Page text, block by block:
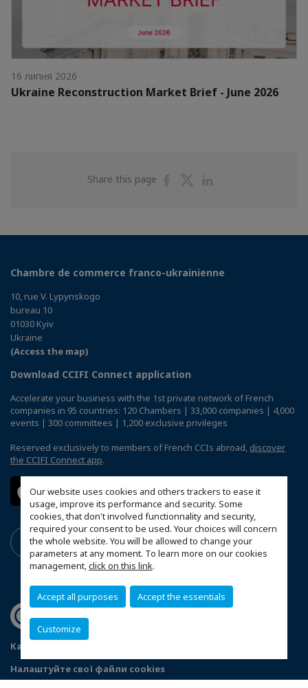
Our website uses cookies and others trackers to ease it
usage, improve its performance and security. Some
cookies, that don't involved functionnality and security,
required your consent to be used. Your choices will concern
the whole website. You will be allowed to change your
parameters at any moment. To learn more on our cookies
management,click on this link.
Accept all purposes Accept the essentials
Customize
16 липня 2026
Ukraine Reconstruction Market Brief - June 2026
Share this page
ShareShare
Chambre de commerce franco-ukrainienne
10, rue V. Lypynskogo
bureau 10
01030 Kyiv
Ukraine
(Access the map)
Download CCIFI Connect application
Accelerate your business with the 1st private network of French
companies in 95 countries: 120 Chambers | 33,000 companies | 4,000
events | 300 committees | 1,200 exclusive privileges
Reserved exclusively to members of French CCIs abroad, discover
the CCIFI Connect app.
Карта сайту
Налаштуйте свої файли cookies